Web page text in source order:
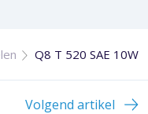
Q8 T 520 SAE 10W
Volgend artikel